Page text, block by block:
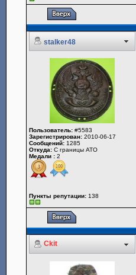
stalker48
Пользователь: #5583
Зарегистрирован: 2010-06-17
Сообщений: 1285
Откуда: С границы АТО
Медали : 2
Пункты репутации: 138
Ckit